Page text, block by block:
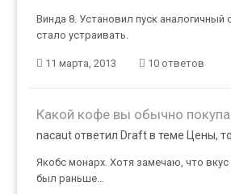
Винда 8. Установил пуск аналогичный
стало устраивать.
11 марта, 2013 10 ответов
Какой кофе вы обычно
nacaut ответил Draft в теме Цены,
Якобс монарх. Хотя замечаю, что вкус
был раньше...